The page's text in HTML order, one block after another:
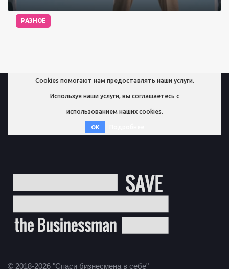
РАЗНОЕ
Cookies помогают нам предоставлять наши услуги.
Используя наши услуги, вы соглашаетесь с
использованием наших cookies.
OK
© 2018-2026 "Спаси бизнесмена в себе"